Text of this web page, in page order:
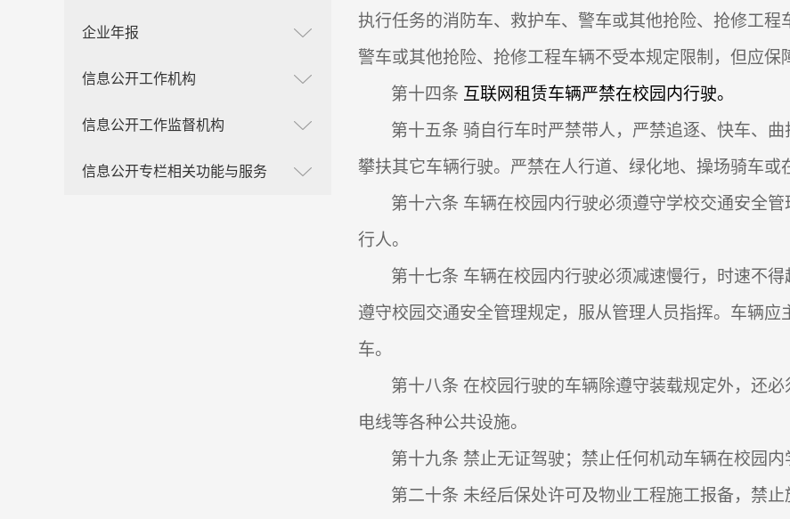
企业年报
信息公开工作机构
信息公开工作监督机构
信息公开专栏相关功能与服务
执行任务的消防车、救护车、警车或其他抢险、抢修工程
警车或其他抢险、抢修工程车辆不受本规定限制，但应保
第十四条 互联网租赁车辆严禁在校园内行驶。
第十五条 骑自行车时严禁带人，严禁追逐、快车、
攀扶其它车辆行驶。严禁在人行道、绿化地、操场骑车或
第十六条 车辆在校园内行驶必须遵守学校交通安全
行人。
第十七条 车辆在校园内行驶必须减速慢行，时速不得
遵守校园交通安全管理规定，服从管理人员指挥。车辆
车。
第十八条 在校园行驶的车辆除遵守装载规定外，还
电线等各种公共设施。
第十九条 禁止无证驾驶；禁止任何机动车辆在校园
第二十条 未经后保处许可及物业工程施工报备，禁